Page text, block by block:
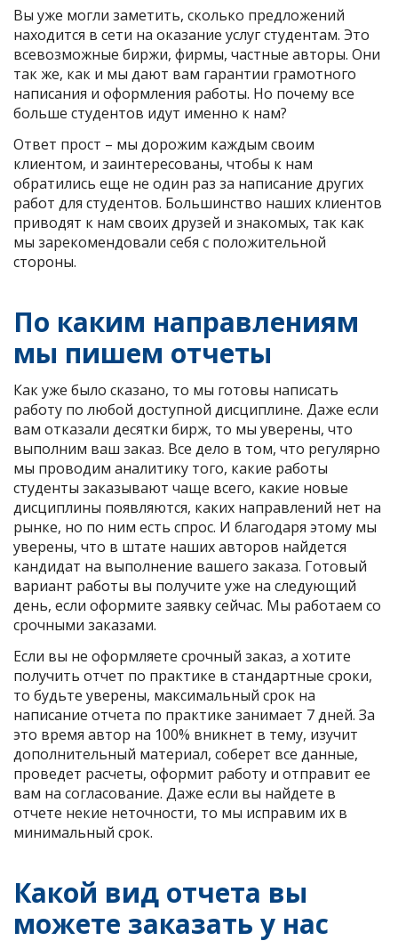
Вы уже могли заметить, сколько предложений
находится в сети на оказание услуг студентам. Это
всевозможные биржи, фирмы, частные авторы. Они
так же, как и мы дают вам гарантии грамотного
написания и оформления работы. Но почему все
больше студентов идут именно к нам?
Ответ прост – мы дорожим каждым своим
клиентом, и заинтересованы, чтобы к нам
обратились еще не один раз за написание других
работ для студентов. Большинство наших клиентов
приводят к нам своих друзей и знакомых, так как
мы зарекомендовали себя с положительной
стороны.
По каким направлениям
мы пишем отчеты
Как уже было сказано, то мы готовы написать
работу по любой доступной дисциплине. Даже если
вам отказали десятки бирж, то мы уверены, что
выполним ваш заказ. Все дело в том, что регулярно
мы проводим аналитику того, какие работы
студенты заказывают чаще всего, какие новые
дисциплины появляются, каких направлений нет на
рынке, но по ним есть спрос. И благодаря этому мы
уверены, что в штате наших авторов найдется
кандидат на выполнение вашего заказа. Готовый
вариант работы вы получите уже на следующий
день, если оформите заявку сейчас. Мы работаем со
срочными заказами.
Если вы не оформляете срочный заказ, а хотите
получить отчет по практике в стандартные сроки,
то будьте уверены, максимальный срок на
написание отчета по практике занимает 7 дней. За
это время автор на 100% вникнет в тему, изучит
дополнительный материал, соберет все данные,
проведет расчеты, оформит работу и отправит ее
вам на согласование. Даже если вы найдете в
отчете некие неточности, то мы исправим их в
минимальный срок.
Какой вид отчета вы
можете заказать у нас